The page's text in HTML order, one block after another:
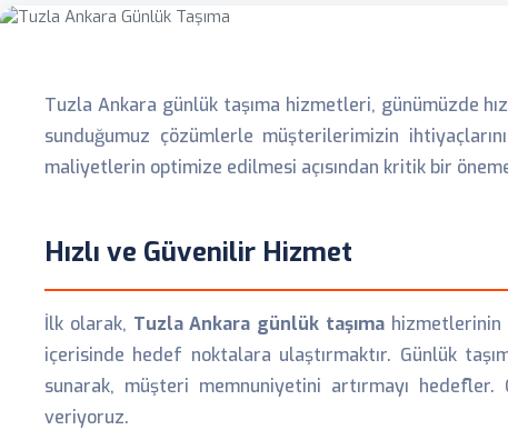
Tuzla Ankara günlük taşıma hizmetleri, günümüzde
sunduğumuz çözümlerle müşterilerimizin
maliyetlerin optimize edilmesi açısından kritik bir
Hızlı ve Güvenilir Hizmet
İlk olarak, Tuzla Ankara günlük taşıma hizmetlerinin
içerisinde hedef noktalara ulaştırmaktır. Günlük
sunarak, müşteri memnuniyetini artırmayı
veriyoruz.